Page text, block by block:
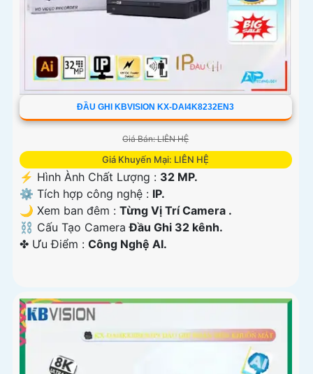
ĐẦU GHI KBVISION KX-DAI4K8232EN3
Giá Bán: LIÊN HỆ
Giá Khuyến Mại: LIÊN HỆ
️⚡ Hình Ành Chất Lượng : 32 MP.
⚙ Tích hợp công nghệ : IP.
🌙 Xem ban đêm : Từng Vị Trí Camera .
⛓ Cấu Tạo CameraĐầu Ghi 32 kênh.
️✤ Ưu Điểm : Công Nghệ AI.